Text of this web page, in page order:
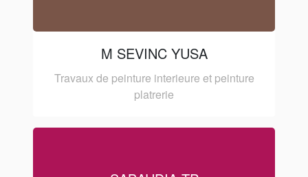
M SEVINC YUSA
Travaux de peinture interieure et peinture
platrerie